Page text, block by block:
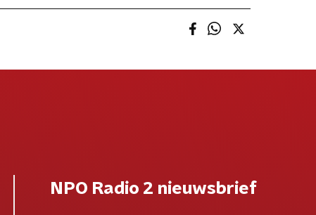
NPO Radio 2 nieuwsbrief